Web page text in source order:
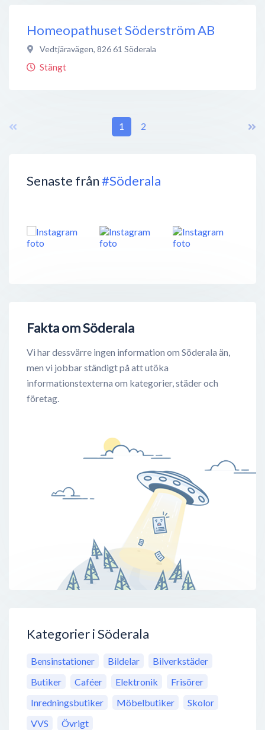
Senaste från#Söderala
Fakta om Söderala
Vi har dessvärre ingen information om Söderala än,
men vi jobbar ständigt på att utöka
informationstexterna om kategorier, städer och
företag.
Kategorier i Söderala
Bensinstationer Bildelar
Bilverkstäder
Butiker
Caféer Elektronik
Frisörer
Inredningsbutiker
Möbelbutiker
Skolor
VVS
Övrigt
Homeopathuset Söderström AB
Vedtjäravägen, 826 61 Söderala
Stängt
1 2